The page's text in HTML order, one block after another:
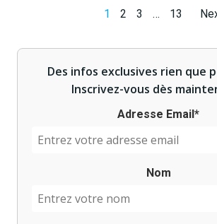
Posts
Page
1 Page
2 Page
3 … Page
13
Des infos exclusives rien que
Inscrivez-vous dès
Adresse Email*
Nom